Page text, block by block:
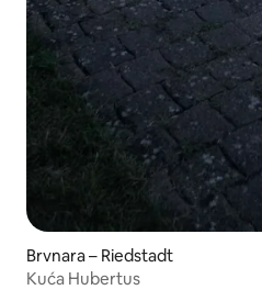
Brvnara – Riedstadt
Kuća Hubertus